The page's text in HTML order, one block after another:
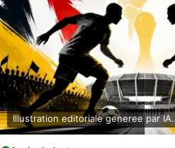
Illustration editoriale generee par IA.